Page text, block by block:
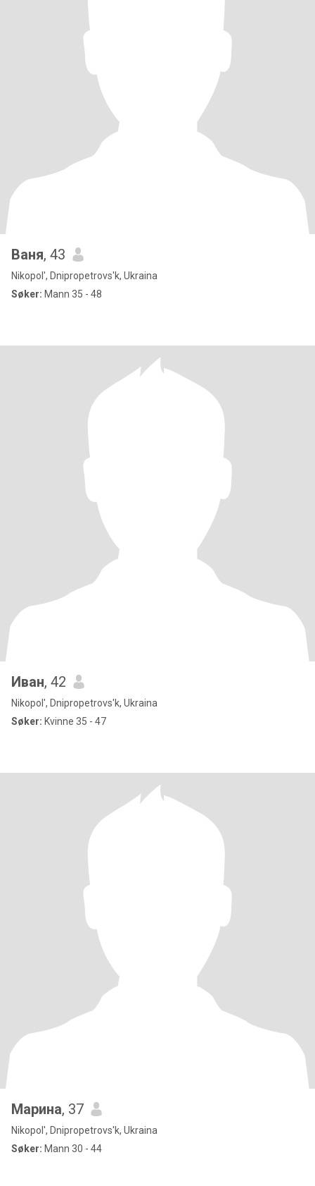
Ваня, 43
Nikopol', Dnipropetrovs'k, Ukraina
Søker: Mann 35 - 48
Иван, 42
Nikopol', Dnipropetrovs'k, Ukraina
Søker: Kvinne 35 - 47
Марина, 37
Nikopol', Dnipropetrovs'k, Ukraina
Søker: Mann 30 - 44